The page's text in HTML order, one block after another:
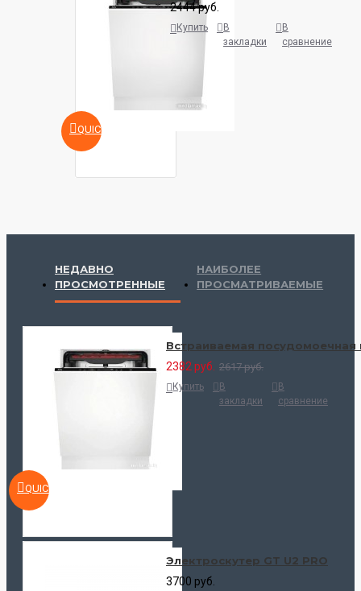
QUICKVIEW
2444 руб.
Купить
В
закладки
В
сравнение
НЕДАВНО
ПРОСМОТРЕННЫЕ
НАИБОЛЕЕ
ПРОСМАТРИВАЕМЫЕ
QUICKVIEW
Встраиваемая посудомоечная
2382 руб. 2617 руб.
Купить
В
закладки
В
сравнение
Электроскутер GT U2 PRO
3700 руб.